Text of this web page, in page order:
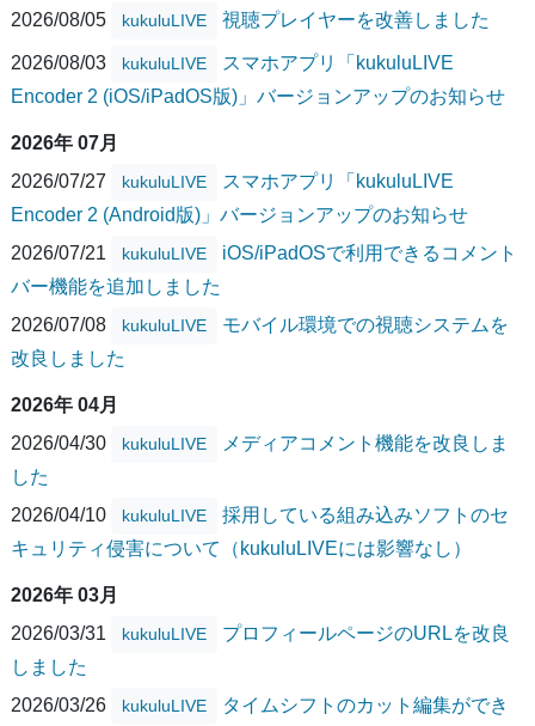
2026/08/05
kukuluLIVE 視聴プレイヤーを改善しました
2026/08/03 kukuluLIVE
スマホアプリ「kukuluLIVE
Encoder 2 (iOS/iPadOS版)」バージョンアップのお知らせ
2026年 07月
2026/07/27
kukuluLIVE
スマホアプリ「kukuluLIVE
Encoder 2 (Android版)」バージョンアップのお知らせ
2026/07/21
kukuluLIVE
iOS/iPadOSで利用できるコメント
バー機能を追加しました
2026/07/08
kukuluLIVE
モバイル環境での視聴システムを
改良しました
2026年 04月
2026/04/30
kukuluLIVE
メディアコメント機能を改良しま
した
2026/04/10
kukuluLIVE
採用している組み込みソフトのセ
キュリティ侵害について（kukuluLIVEには影響なし）
2026年 03月
2026/03/31
kukuluLIVE
プロフィールページのURLを改良
しました
2026/03/26
kukuluLIVE
タイムシフトのカット編集ができ